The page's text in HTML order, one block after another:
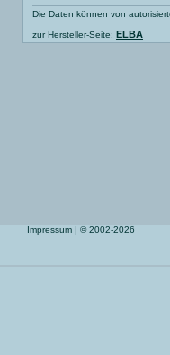
Die Daten können von
zur Hersteller-Seite: ELBA
Impressum | © 2002-2026